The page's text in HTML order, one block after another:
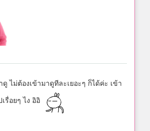
ดู ไม่ต้องเข้ามาดูทีละเยอะๆ ก็ได้ค่ะ เข้า
รื่อยๆ ไง อิอิ